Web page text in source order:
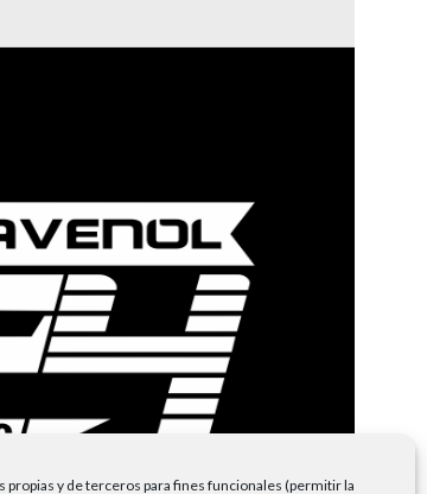
propias y de terceros para fines funcionales (permitir la